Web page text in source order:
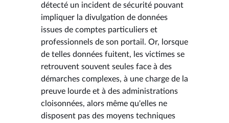
détecté un incident de sécurité pouvant
impliquer la divulgation de données
issues de comptes particuliers et
professionnels de son portail. Or, lorsque
de telles données fuitent, les victimes se
retrouvent souvent seules face à des
démarches complexes, à une charge de la
preuve lourde et à des administrations
cloisonnées, alors même qu'elles ne
disposent pas des moyens techniques